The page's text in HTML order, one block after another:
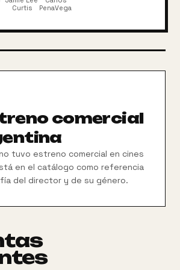
Curtis
PenaVega
comercial
tuvo estreno comercial en cines
en el catálogo como referencia
del director y de su género.